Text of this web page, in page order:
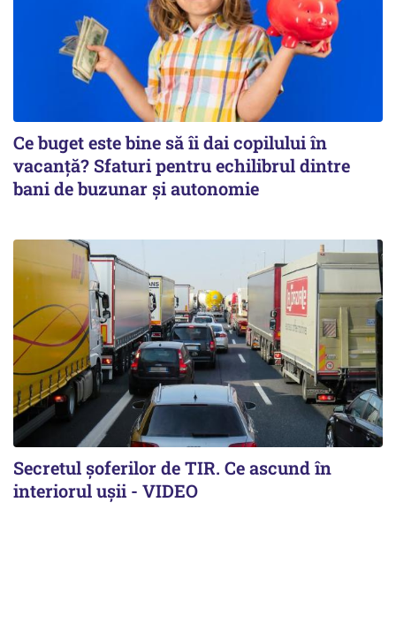
Ce buget este bine să îi dai copilului în
vacanță? Sfaturi pentru echilibrul dintre
bani de buzunar și autonomie
Secretul șoferilor de TIR. Ce ascund în
interiorul ușii - VIDEO